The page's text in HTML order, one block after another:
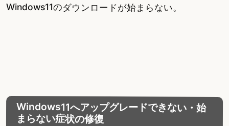
Windows11のダウンロードが始まらない。
Windows11へアップグレードできない・始
まらない症状の修復